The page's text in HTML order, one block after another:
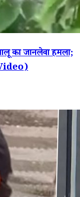
का जानलेवा हमला;